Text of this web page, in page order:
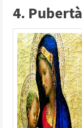
4. Pubertà